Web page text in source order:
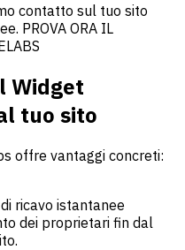
contatto sul tuo sito
PROVA ORA IL
Widget
tuo sito
offre vantaggi concreti:
ricavo istantanee
dei proprietari fin dal